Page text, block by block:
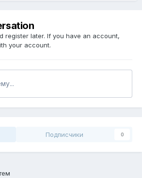
register later. If you have an account,
your account.
Подписчики 0